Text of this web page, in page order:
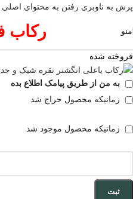
پرش به ناوبری رفتن به محتوای اصلی
منو رکاب
فروخته شده
به من از طریق پیامک اطلاع بده
زمانیکه محصول حراج شد
زمانیکه محصول موجود شد
ثبت